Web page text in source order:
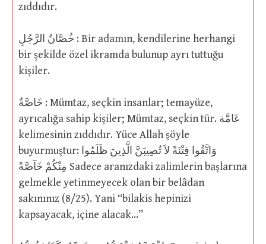
zıddıdır.
خُصَّانُ الرَّجُلِ : Bir adamın, kendilerine herhangi
bir şekilde özel ikramda bulunup ayrı tuttuğu
kişiler.
خَاصَّةٌ : Mümtaz, seçkin insanlar; temayüze,
ayrıcalığa sahip kişiler; Mümtaz, seçkin tür. عَامَّة
kelimesinin zıddıdır. Yüce Allah şöyle
buyurmuştur: وَاتَّقُوا فِتْنَةً لاَ تُصِيبَنَّ الَّذِينَ ظَلَمُوا
مِنْكُمْ خَآصَّةً Sadece aranızdaki zalimlerin başlarına
gelmekle yetinmeyecek olan bir belâdan
sakınınız (8/25). Yani “bilakis hepinizi
kapsayacak, içine alacak…”